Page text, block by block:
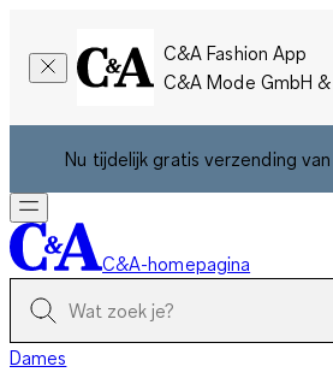
C&A Fashion App
C&A Mode GmbH &
Nu tijdelijk gratis verzending
C&A-homepagina
Dames